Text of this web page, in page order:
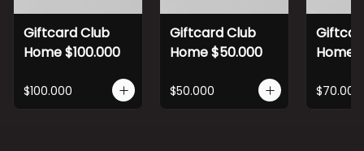
Giftcard Club
Home $100.000
$100.000
Giftcard Club
Home $50.000
$50.000
Home
$70.000